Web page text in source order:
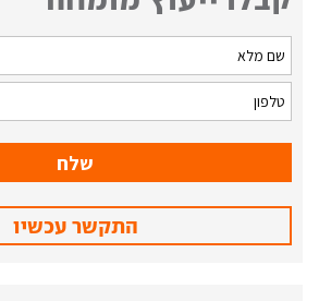
התקשר עכשיו